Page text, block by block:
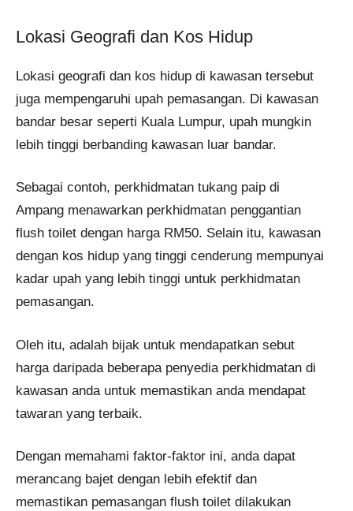
Lokasi Geografi dan Kos Hidup
Lokasi geografi dan kos hidup di kawasan tersebut
juga mempengaruhi upah pemasangan. Di kawasan
bandar besar seperti Kuala Lumpur, upah mungkin
lebih tinggi berbanding kawasan luar bandar.
Sebagai contoh, perkhidmatan tukang paip di
Ampang menawarkan perkhidmatan penggantian
flush toilet dengan harga RM50. Selain itu, kawasan
dengan kos hidup yang tinggi cenderung mempunyai
kadar upah yang lebih tinggi untuk perkhidmatan
pemasangan.
Oleh itu, adalah bijak untuk mendapatkan sebut
harga daripada beberapa penyedia perkhidmatan di
kawasan anda untuk memastikan anda mendapat
tawaran yang terbaik.
Dengan memahami faktor-faktor ini, anda dapat
merancang bajet dengan lebih efektif dan
memastikan pemasangan flush toilet dilakukan